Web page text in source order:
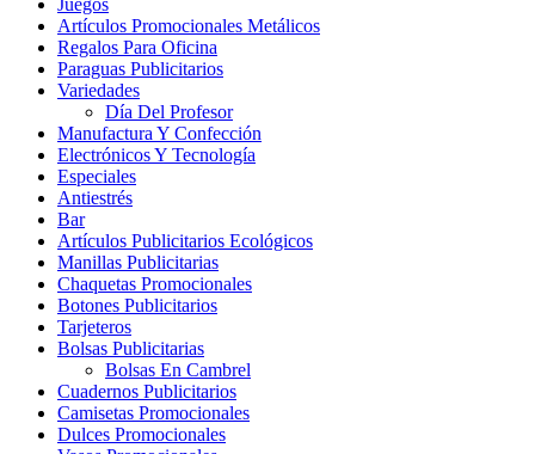
Juegos
Artículos Promocionales Metálicos
Regalos Para Oficina
Paraguas Publicitarios
Variedades
Día Del Profesor
Manufactura Y Confección
Electrónicos Y Tecnología
Especiales
Antiestrés
Bar
Artículos Publicitarios Ecológicos
Manillas Publicitarias
Chaquetas Promocionales
Botones Publicitarios
Tarjeteros
Bolsas Publicitarias
Bolsas En Cambrel
Cuadernos Publicitarios
Camisetas Promocionales
Dulces Promocionales